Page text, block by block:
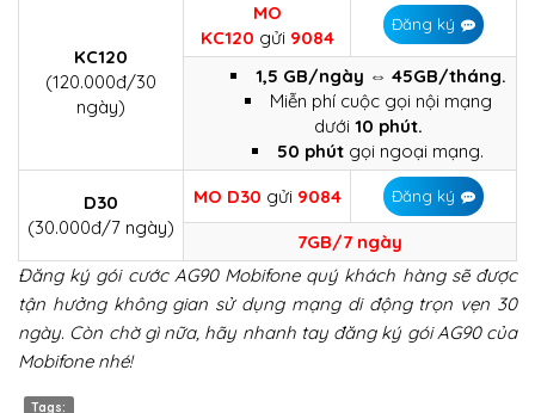
KC120
(120.000đ/30
ngày)
MO
KC120 gửi 9084
Đăng ký
1,5 GB/ngày ⇔ 45GB/tháng.
Miễn phí cuộc gọi nội mạng
dưới 10 phút.
50 phút gọi ngoại mạng.
D30
(30.000đ/7 ngày)
MO D30 gửi 9084 Đăng ký
7GB/7 ngày
Đăng ký gói cước AG90 Mobifone quý khách hàng sẽ được
tận hưởng không gian sử dụng mạng di động trọn vẹn 30
ngày. Còn chờ gì nữa, hãy nhanh tay đăng ký gói AG90 của
Mobifone nhé!
Tags: